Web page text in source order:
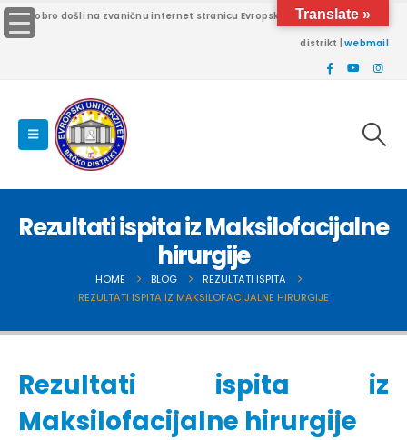
Dobro došli na zvaničnu internet stranicu Evropskog univerziteta Brčko
distrikt |webmail
Rezultati ispita iz Maksilofacijalne
hirurgije
HOME BLOG
REZULTATI ISPITA
REZULTATI ISPITA IZ MAKSILOFACIJALNE HIRURGIJE
Rezultati ispita iz
Maksilofacijalne hirurgije
Translate »